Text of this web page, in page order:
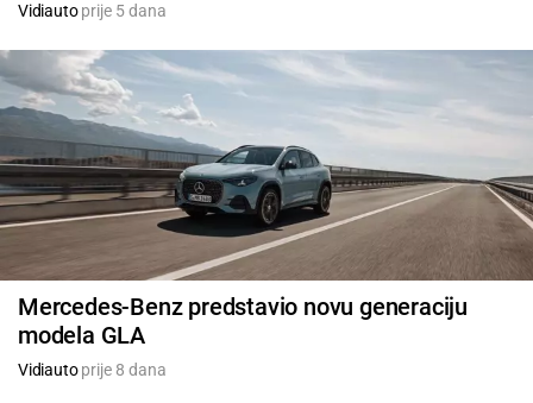
Vidiautoprije 5 dana
Mercedes-Benz predstavio novu generaciju
modela GLA
Vidiautoprije 8 dana